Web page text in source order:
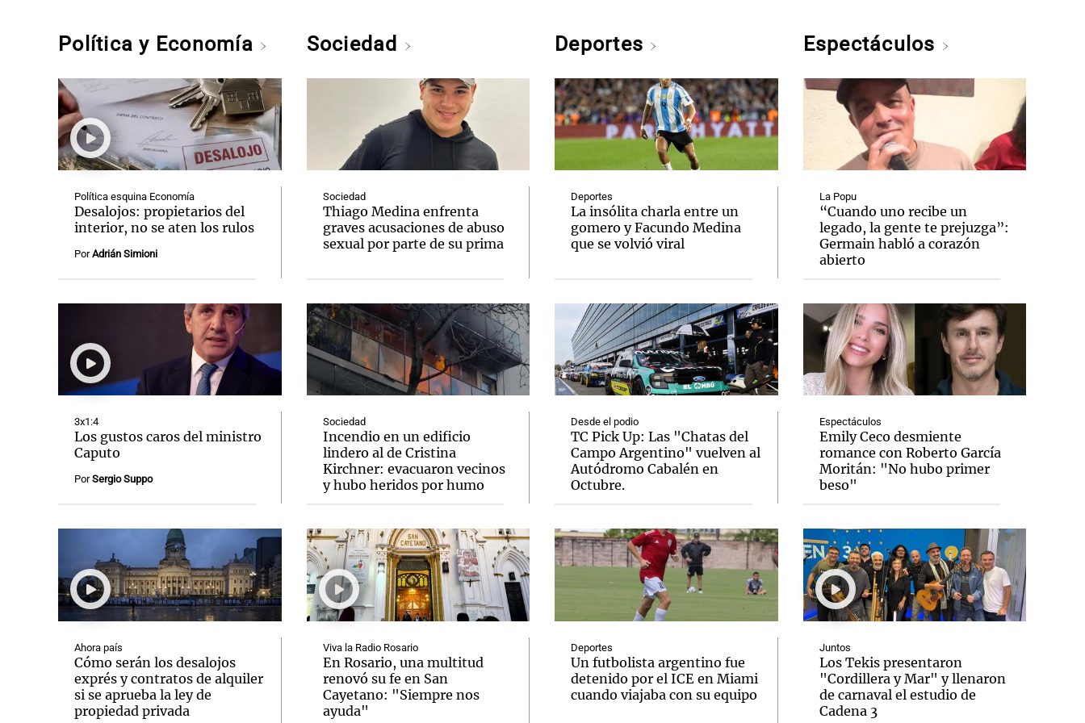
Política y Economía
Política esquina Economía
Desalojos: propietarios del
interior, no se aten los rulos
PorAdrián Simioni
3x1:4
Los gustos caros del ministro
Caputo
PorSergio Suppo
Ahora país
Cómo serán los desalojos
exprés y contratos de alquiler
si se aprueba la ley de
propiedad privada
Sociedad
Sociedad
Thiago Medina enfrenta
graves acusaciones de abuso
sexual por parte de su prima
Sociedad
Incendio en un edificio
lindero al de Cristina
Kirchner: evacuaron vecinos
y hubo heridos por humo
Viva la Radio Rosario
En Rosario, una multitud
renovó su fe en San
Cayetano: "Siempre nos
ayuda"
Deportes
Deportes
La insólita charla entre un
gomero y Facundo Medina
que se volvió viral
Desde el podio
TC Pick Up: Las "Chatas del
Campo Argentino" vuelven al
Autódromo Cabalén en
Octubre.
Deportes
Un futbolista argentino fue
detenido por el ICE en Miami
cuando viajaba con su equipo
Espectáculos
La Popu
“Cuando uno recibe un
legado, la gente te prejuzga”:
Germain habló a corazón
abierto
Espectáculos
Emily Ceco desmiente
romance con Roberto García
Moritán: "No hubo primer
beso"
Juntos
Los Tekis presentaron
"Cordillera y Mar" y llenaron
de carnaval el estudio de
Cadena 3
Notas
El huracán de Arequito
Notas
Cadena 3 en Groenlandia
Notas